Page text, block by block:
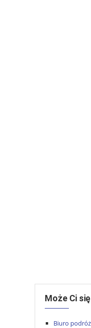
Może Ci
Biuro